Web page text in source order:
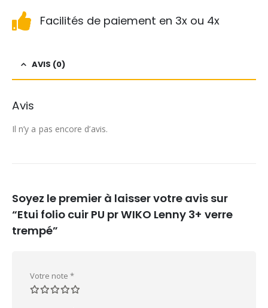
Facilités de paiement en 3x ou 4x
AVIS (0)
Avis
Il n’y a pas encore d’avis.
Soyez le premier à laisser votre avis sur
“Etui folio cuir PU pr WIKO Lenny 3+ verre
trempé”
Votre note *